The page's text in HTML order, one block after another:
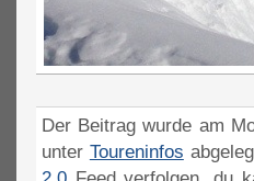
Der Beitrag wurde am
unter Toureninfos